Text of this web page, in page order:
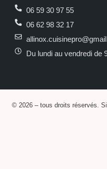
06 59 30 97 55
06 62 98 32 17
Du lundi au vendredi de
© 2026 – tous droits réservés.